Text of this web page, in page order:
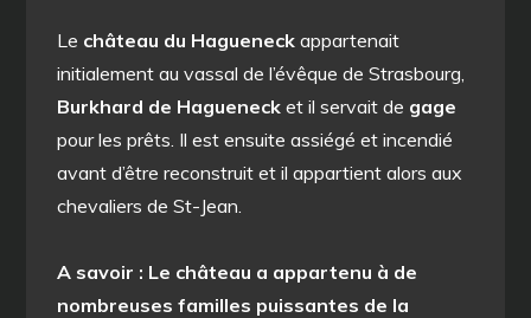
Le château du Hagueneck appartenait
initialement au vassal de l’évêque de Strasbourg,
Burkhard de Hagueneck et il servait de gage
pour les prêts. Il est ensuite assiégé et incendié
avant d’être reconstruit et il appartient alors aux
chevaliers de St-Jean.
A savoir : Le château a appartenu à de
nombreuses familles puissantes de la